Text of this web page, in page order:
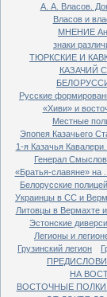
А. А. Власов.
Власов и
МНЕНИЕ
знаки
ТЮРКСКИЕ И
КАЗАЧИЙ
Русские
«Хиви» и
Местные
Эпопея Казачьего
1-я Казачья Кавалери...
Генерал
«Братья-славяне» на ...
Белорусские
Украинцы в СС и
Литовцы в Вермахте
Эстонские
Легионы и
Грузинский легион
НА
ВОСТОЧНЫЕ ПОЛКИ.